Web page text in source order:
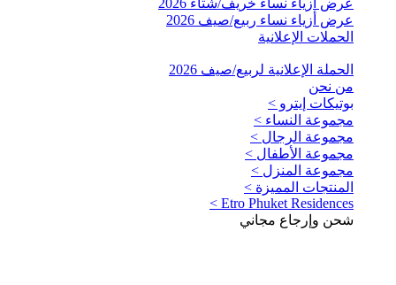
عرض أزياء نساء خريف/شتاء 2026
عرض أزياء نساء ربيع/صيف 2026
الحملات الإعلانية
الحملة الإعلانية لربيع/صيف 2026
من نحن
بوتيكات إيترو >
مجموعة النساء >
مجموعة الرجال >
مجموعة الأطفال >
مجموعة المنزل >
المنتجات المميزة >
Etro Phuket Residences >
شحن وإرجاع مجاني